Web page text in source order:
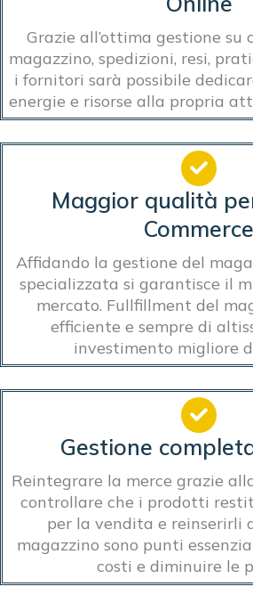
Grazie all’ottima gestione
magazzino, spedizioni, resi,
i fornitori sarà possibile
energie e risorse alla propria
Maggior qualità
Commerce
Affidando la gestione del
specializzata si garantisce il
mercato. Fullfillment del
efficiente e sempre di
investimento migliore
Gestione
Reintegrare la merce grazie
controllare che i prodotti
per la vendita e reinserirli
magazzino sono punti
costi e diminuire le